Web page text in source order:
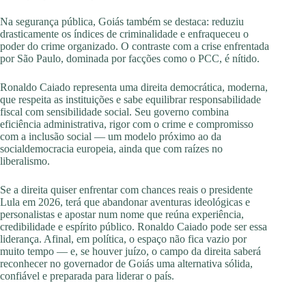
Na segurança pública, Goiás também se destaca: reduziu
drasticamente os índices de criminalidade e enfraqueceu o
poder do crime organizado. O contraste com a crise enfrentada
por São Paulo, dominada por facções como o PCC, é nítido.
Ronaldo Caiado representa uma direita democrática, moderna,
que respeita as instituições e sabe equilibrar responsabilidade
fiscal com sensibilidade social. Seu governo combina
eficiência administrativa, rigor com o crime e compromisso
com a inclusão social — um modelo próximo ao da
socialdemocracia europeia, ainda que com raízes no
liberalismo.
Se a direita quiser enfrentar com chances reais o presidente
Lula em 2026, terá que abandonar aventuras ideológicas e
personalistas e apostar num nome que reúna experiência,
credibilidade e espírito público. Ronaldo Caiado pode ser essa
liderança. Afinal, em política, o espaço não fica vazio por
muito tempo — e, se houver juízo, o campo da direita saberá
reconhecer no governador de Goiás uma alternativa sólida,
confiável e preparada para liderar o país.